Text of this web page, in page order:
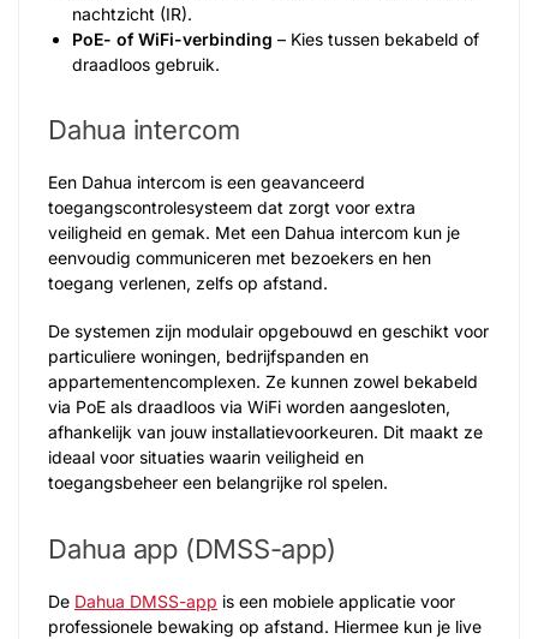
nachtzicht (IR).
PoE- of WiFi-verbinding – Kies tussen bekabeld of
draadloos gebruik.
Dahua intercom
Een Dahua intercom is een geavanceerd
toegangscontrolesysteem dat zorgt voor extra
veiligheid en gemak. Met een Dahua intercom kun je
eenvoudig communiceren met bezoekers en hen
toegang verlenen, zelfs op afstand.
De systemen zijn modulair opgebouwd en geschikt voor
particuliere woningen, bedrijfspanden en
appartementencomplexen. Ze kunnen zowel bekabeld
via PoE als draadloos via WiFi worden aangesloten,
afhankelijk van jouw installatievoorkeuren. Dit maakt ze
ideaal voor situaties waarin veiligheid en
toegangsbeheer een belangrijke rol spelen.
Dahua app (DMSS-app)
De Dahua DMSS-app is een mobiele applicatie voor
professionele bewaking op afstand. Hiermee kun je live